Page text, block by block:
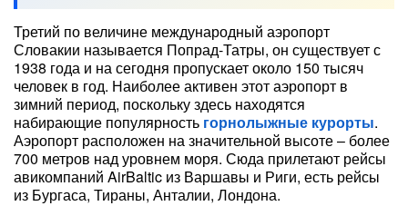
Третий по величине международный аэропорт
Словакии называется Попрад-Татры, он существует с
1938 года и на сегодня пропускает около 150 тысяч
человек в год. Наиболее активен этот аэропорт в
зимний период, поскольку здесь находятся
набирающие популярность горнолыжные курорты.
Аэропорт расположен на значительной высоте – более
700 метров над уровнем моря. Сюда прилетают рейсы
авикомпаний AirBaltic из Варшавы и Риги, есть рейсы
из Бургаса, Тираны, Анталии, Лондона.